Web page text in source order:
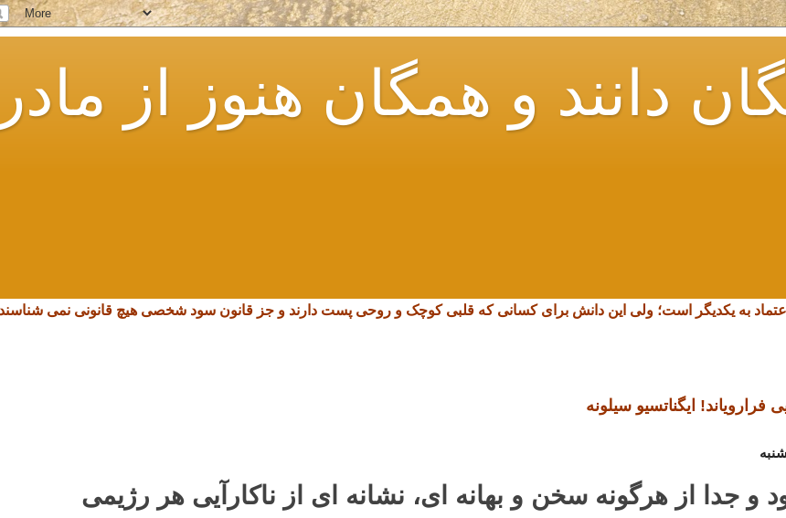
دانند و همگان هنوز از
به یکدیگر است؛ ولی این دانش برای کسانی که قلبی کوچک و روحی پست دارند و جز قانون سود شخصی هیچ قانونی نمی
فرارویاند! ایگناتسیو سیلونه
و جدا از هرگونه سخن و بهانه ای، نشانه ای از ناکارآیی هر رژیمی